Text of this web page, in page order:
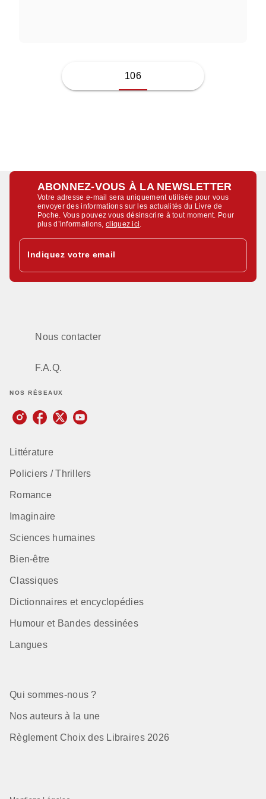
106
ABONNEZ-VOUS À LA NEWSLETTER
Votre adresse e-mail sera uniquement utilisée pour vous
envoyer des informations sur les actualités du Livre de
Poche. Vous pouvez vous désinscrire à tout moment. Pour
plus d’informations,cliquez ici
Indiquez votre email
Nous contacter
F.A.Q.
NOS RÉSEAUX
Littérature
Policiers / Thrillers
Romance
Imaginaire
Sciences humaines
Bien-être
Classiques
Dictionnaires et encyclopédies
Humour et Bandes dessinées
Langues
Qui sommes-nous ?
Nos auteurs à la une
Règlement Choix des Libraires 2026